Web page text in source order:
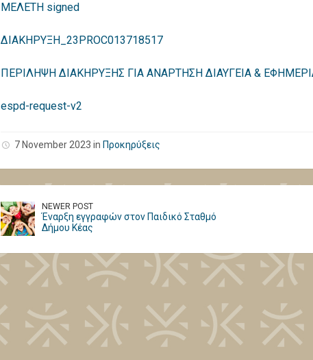
ΜΕΛΕΤΗ signed
ΔΙΑΚΗΡΥΞΗ_23PROC013718517
ΠΕΡΙΛΗΨΗ ΔΙΑΚΗΡΥΞΗΣ ΓΙΑ ΑΝΑΡΤΗΣΗ ΔΙΑΥΓΕΙΑ &
espd-request-v2
7 November 2023 in Προκηρύξεις
NEWER POST
Έναρξη εγγραφών στον Παιδικό Σταθμό
Δήμου Κέας